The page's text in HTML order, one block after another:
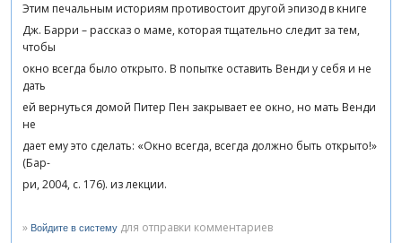
Этим печальным историям противостоит другой эпизод в книге
Дж. Барри – рассказ о маме, которая тщательно следит за тем,
чтобы
окно всегда было открыто. В попытке оставить Венди у себя и не
дать
ей вернуться домой Питер Пен закрывает ее окно, но мать Венди
не
дает ему это сделать: «Окно всегда, всегда должно быть открыто!»
(Бар-
ри, 2004, с. 176). из лекции.
» Войдите в систему для отправки комментариев